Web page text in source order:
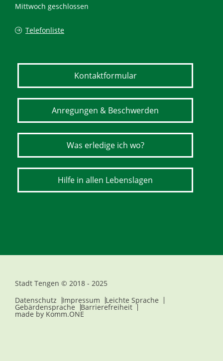
Mittwoch geschlossen
Telefonliste
Kontaktformular
Anregungen & Beschwerden
Was erledige ich wo?
Hilfe in allen Lebenslagen
Stadt Tengen © 2018 - 2025
Datenschutz
Impressum Leichte Sprache
Gebärdensprache Barrierefreiheit
made by Komm.ONE